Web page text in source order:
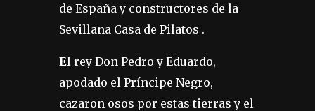
de España y constructores de la
Sevillana Casa de Pilatos .
El rey Don Pedro y Eduardo,
apodado el Príncipe Negro,
cazaron osos por estas tierras y el